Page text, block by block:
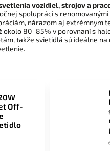
vozidiel, strojov a
spolupráci s
nárazom aj extrémnym
80–85% v porovnaní s
takže svietidlá sú ideálne
Off-